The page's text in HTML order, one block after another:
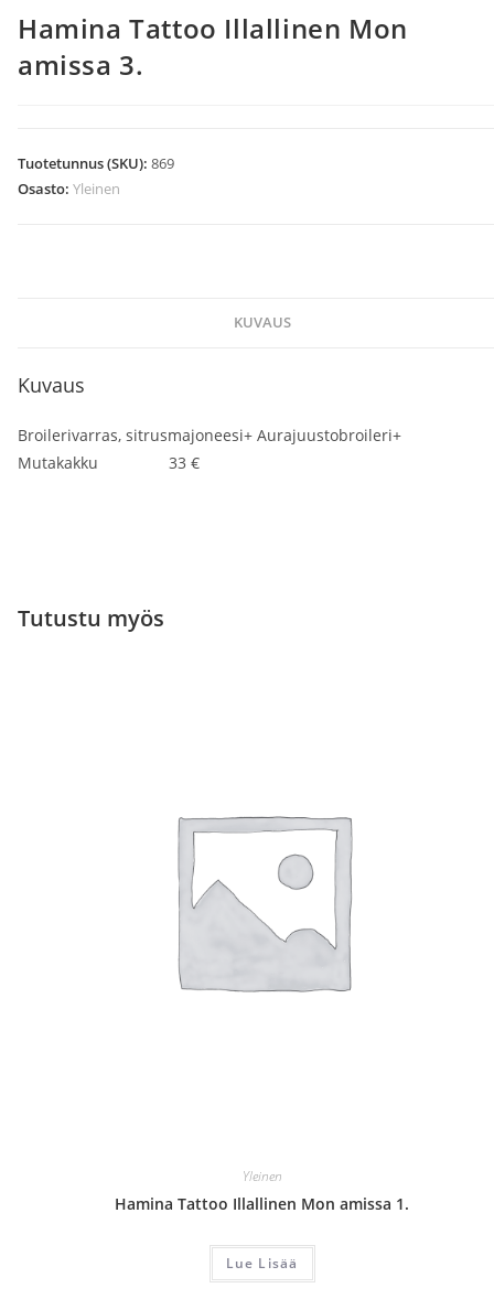
Hamina Tattoo Illallinen Mon
amissa 3.
Tuotetunnus (SKU): 869
Osasto: Yleinen
KUVAUS
Kuvaus
Broilerivarras, sitrusmajoneesi+ Aurajuustobroileri+
Mutakakku 33 €
Tutustu myös
Yleinen
Hamina Tattoo Illallinen Mon amissa 1.
Lue Lisää